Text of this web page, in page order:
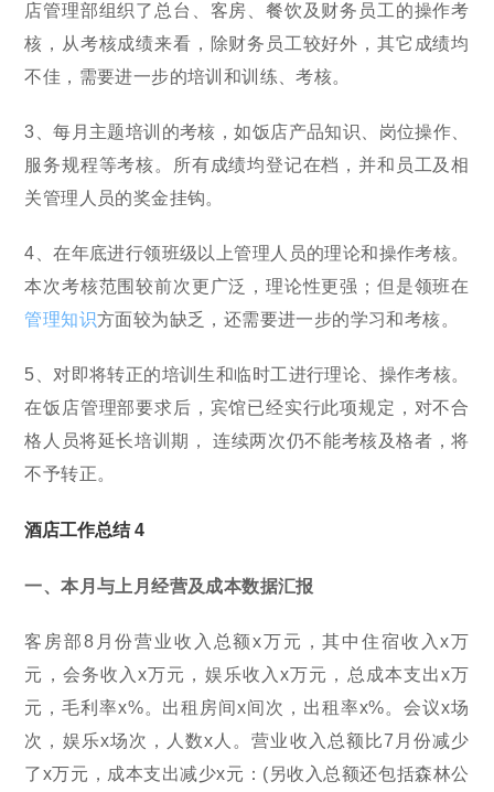
店管理部组织了总台、客房、餐饮及财务员工的操作考
核，从考核成绩来看，除财务员工较好外，其它成绩均
不佳，需要进一步的培训和训练、考核。
3、每月主题培训的考核，如饭店产品知识、岗位操作、
服务规程等考核。所有成绩均登记在档，并和员工及相
关管理人员的奖金挂钩。
4、在年底进行领班级以上管理人员的理论和操作考核。
本次考核范围较前次更广泛，理论性更强；但是领班在
管理知识方面较为缺乏，还需要进一步的学习和考核。
5、对即将转正的培训生和临时工进行理论、操作考核。
在饭店管理部要求后，宾馆已经实行此项规定，对不合
格人员将延长培训期， 连续两次仍不能考核及格者，将
不予转正。
酒店工作总结 4
一、本月与上月经营及成本数据汇报
客房部8月份营业收入总额x万元，其中住宿收入x万
元，会务收入x万元，娱乐收入x万元，总成本支出x万
元，毛利率x%。出租房间x间次，出租率x%。会议x场
次，娱乐x场次，人数x人。营业收入总额比7月份减少
了x万元，成本支出减少x元：(另收入总额还包括森林公